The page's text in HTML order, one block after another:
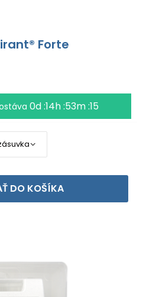
Forte
0d :14h :53m :15
DO KOŠÍKA